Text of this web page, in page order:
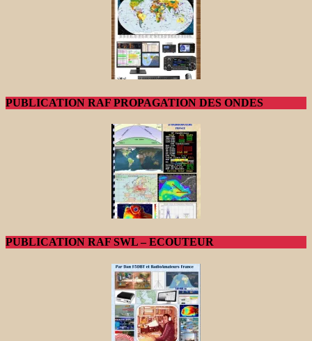
PUBLICATION RAF PROPAGATION DES ONDES
PUBLICATION RAF SWL – ECOUTEUR